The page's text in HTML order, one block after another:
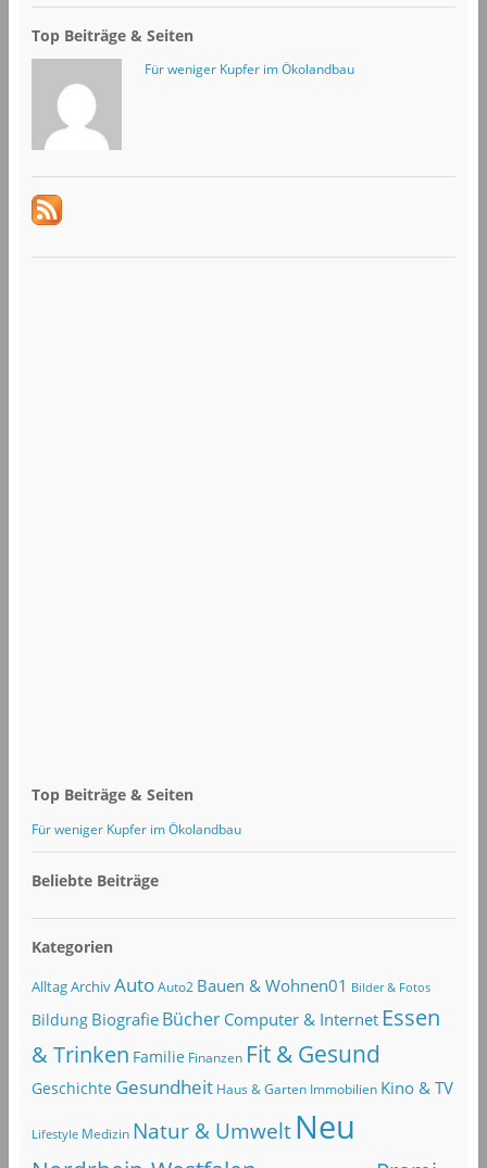
Top Beiträge & Seiten
Für weniger Kupfer im Ökolandbau
Top Beiträge & Seiten
Für weniger Kupfer im Ökolandbau
Beliebte Beiträge
Kategorien
AlltagArchivAuto Auto2 Bauen & Wohnen01 Bilder & Fotos
Bildung Biografie Bücher Computer & Internet Essen
& Trinken Familie Finanzen Fit & Gesund
Geschichte Gesundheit Haus & Garten Immobilien Kino & TV
Lifestyle Medizin Natur & Umwelt Neu